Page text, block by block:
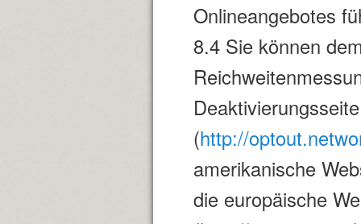
Onlineangebotes
8.4 Sie können
(http://
amerikanische
die europäische